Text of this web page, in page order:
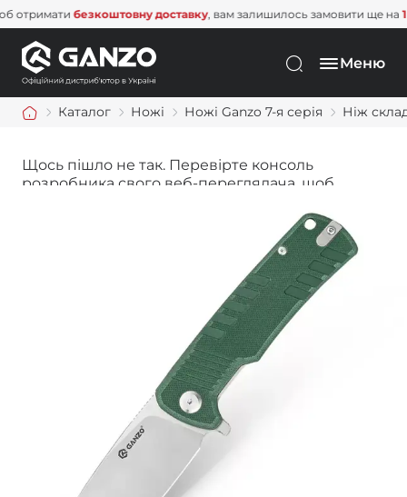
безкоштовну доставку, вам залишилось замовити ще на1
Меню
Каталог Ножі Ножі Ganzo 7-я серія Ніж
Щось пішло не так. Перевірте консоль
розробника свого веб-переглядача, щоб